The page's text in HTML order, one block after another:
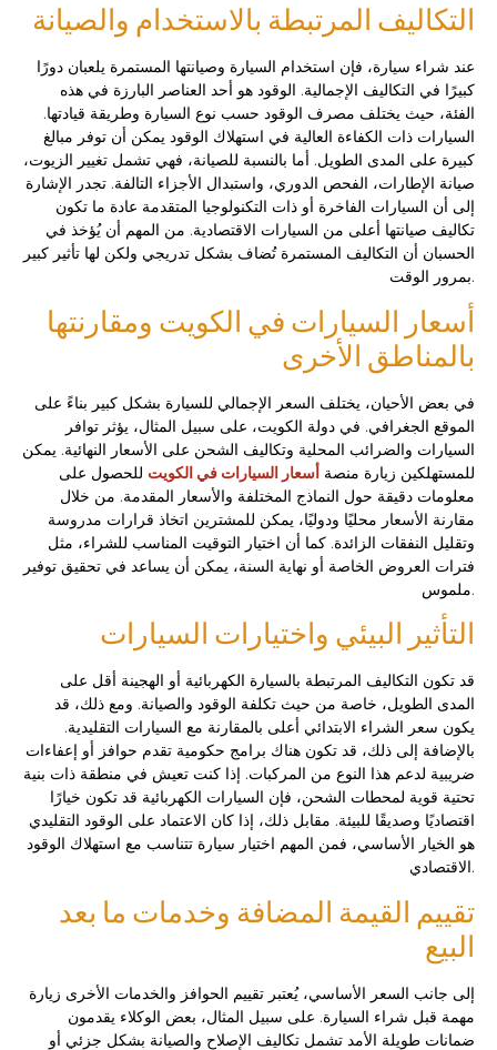
التكاليف المرتبطة بالاستخدام والصيانة
عند شراء سيارة، فإن استخدام السيارة وصيانتها المستمرة يلعبان دورًا
كبيرًا في التكاليف الإجمالية. الوقود هو أحد العناصر البارزة في هذه
الفئة، حيث يختلف مصرف الوقود حسب نوع السيارة وطريقة قيادتها.
السيارات ذات الكفاءة العالية في استهلاك الوقود يمكن أن توفر مبالغ
كبيرة على المدى الطويل. أما بالنسبة للصيانة، فهي تشمل تغيير الزيوت،
صيانة الإطارات، الفحص الدوري، واستبدال الأجزاء التالفة. تجدر الإشارة
إلى أن السيارات الفاخرة أو ذات التكنولوجيا المتقدمة عادة ما تكون
تكاليف صيانتها أعلى من السيارات الاقتصادية. من المهم أن يُؤخذ في
الحسبان أن التكاليف المستمرة تُضاف بشكل تدريجي ولكن لها تأثير كبير
بمرور الوقت.
أسعار السيارات في الكويت ومقارنتها
بالمناطق الأخرى
في بعض الأحيان، يختلف السعر الإجمالي للسيارة بشكل كبير بناءً على
الموقع الجغرافي. في دولة الكويت، على سبيل المثال، يؤثر توافر
السيارات والضرائب المحلية وتكاليف الشحن على الأسعار النهائية. يمكن
للمستهلكين زيارة منصة أسعار السيارات في الكويت للحصول على
معلومات دقيقة حول النماذج المختلفة والأسعار المقدمة. من خلال
مقارنة الأسعار محليًا ودوليًا، يمكن للمشترين اتخاذ قرارات مدروسة
وتقليل النفقات الزائدة. كما أن اختيار التوقيت المناسب للشراء، مثل
فترات العروض الخاصة أو نهاية السنة، يمكن أن يساعد في تحقيق توفير
ملموس.
التأثير البيئي واختيارات السيارات
قد تكون التكاليف المرتبطة بالسيارة الكهربائية أو الهجينة أقل على
المدى الطويل، خاصة من حيث تكلفة الوقود والصيانة. ومع ذلك، قد
يكون سعر الشراء الابتدائي أعلى بالمقارنة مع السيارات التقليدية.
بالإضافة إلى ذلك، قد تكون هناك برامج حكومية تقدم حوافز أو إعفاءات
ضريبية لدعم هذا النوع من المركبات. إذا كنت تعيش في منطقة ذات بنية
تحتية قوية لمحطات الشحن، فإن السيارات الكهربائية قد تكون خيارًا
اقتصاديًا وصديقًا للبيئة. مقابل ذلك، إذا كان الاعتماد على الوقود التقليدي
هو الخيار الأساسي، فمن المهم اختيار سيارة تتناسب مع استهلاك الوقود
الاقتصادي.
تقييم القيمة المضافة وخدمات ما بعد
البيع
إلى جانب السعر الأساسي، يُعتبر تقييم الحوافز والخدمات الأخرى زيارة
مهمة قبل شراء السيارة. على سبيل المثال، بعض الوكلاء يقدمون
ضمانات طويلة الأمد تشمل تكاليف الإصلاح والصيانة بشكل جزئي أو